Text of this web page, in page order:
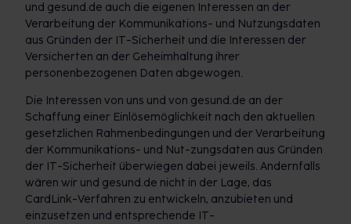
und gesund.de auch die eigenen Interessen an der
Verarbeitung der Kommunikations- und Nutzungsdaten
aus Gründen der IT-Sicherheit und die Interessen der
Versicherten an der Geheimhaltung ihrer
personenbezogenen Daten abgewogen.
Die Interessen von uns und von gesund.de an der
Schaffung einer Einlösemöglichkeit nach den aktuellen
gesetzlichen Rahmenbedingungen und der Verarbeitung
der Kommunikations- und Nut-zungsdaten aus Gründen
der IT-Sicherheit überwiegen dabei jeweils. Andernfalls
wären wir und gesund.de nicht in der Lage, das
CardLink-Verfahren zu entwickeln, anzubieten und
einzusetzen und entsprechende IT-